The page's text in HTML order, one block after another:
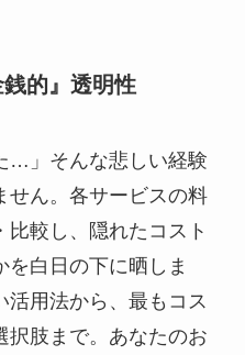
銭的』透明性
…」そんな悲しい経験
せん。各サービスの料
較し、隠れたコスト
白日の下に晒しま
活用法から、最もコス
択肢まで。あなたのお